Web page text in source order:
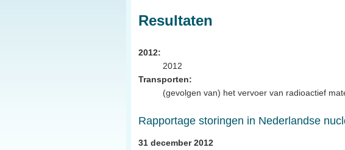
Resultaten
2012:
2012
Transporten:
(gevolgen van) het vervoer van radioactief
Rapportage storingen in Nederlandse
31 december 2012